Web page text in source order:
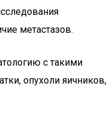
метастазов.
с такими
опухоли яичников,